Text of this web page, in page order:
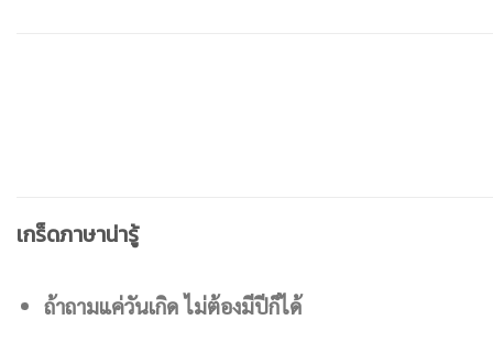
เกร็ดภาษาน่ารู้
ถ้าถามแค่วันเกิด ไม่ต้องมีปีก็ได้